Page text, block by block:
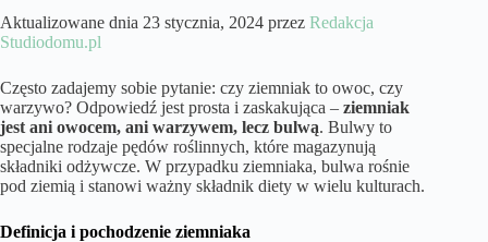
Aktualizowane dnia 23 stycznia, 2024 przez Redakcja
Studiodomu.pl
Często zadajemy sobie pytanie: czy ziemniak to owoc, czy
warzywo? Odpowiedź jest prosta i zaskakująca – ziemniak
jest ani owocem, ani warzywem, lecz bulwą. Bulwy to
specjalne rodzaje pędów roślinnych, które magazynują
składniki odżywcze. W przypadku ziemniaka, bulwa rośnie
pod ziemią i stanowi ważny składnik diety w wielu kulturach.
Definicja i pochodzenie ziemniaka